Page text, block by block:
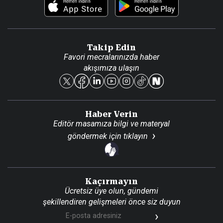
Foto Haber
Künye
Reklam Ver
Takip Edin
Favori mecralarınızda haber
akışımıza ulaşın
Haber Verin
Editör masamıza bilgi ve materyal
göndermek için tıklayın
Kaçırmayın
Ücretsiz üye olun, gündemi
şekillendiren gelişmeleri önce siz duyun